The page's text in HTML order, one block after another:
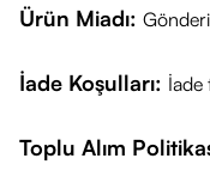
Ürün Miadı:
İade Koşulları: İade
Toplu Alım